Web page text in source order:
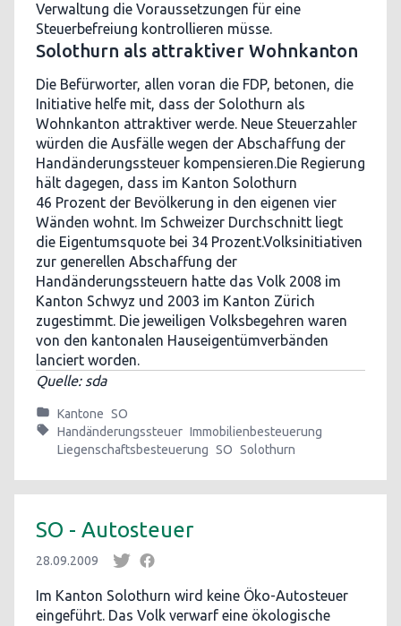
Verwaltung die Voraussetzungen für eine
Steuerbefreiung kontrollieren müsse.
Solothurn als attraktiver Wohnkanton
Die Befürworter, allen voran die FDP, betonen, die
Initiative helfe mit, dass der Solothurn als
Wohnkanton attraktiver werde. Neue Steuerzahler
würden die Ausfälle wegen der Abschaffung der
Handänderungssteuer kompensieren.Die Regierung
hält dagegen, dass im Kanton Solothurn
46 Prozent der Bevölkerung in den eigenen vier
Wänden wohnt. Im Schweizer Durchschnitt liegt
die Eigentumsquote bei 34 Prozent.Volksinitiativen
zur generellen Abschaffung der
Handänderungssteuern hatte das Volk 2008 im
Kanton Schwyz und 2003 im Kanton Zürich
zugestimmt. Die jeweiligen Volksbegehren waren
von den kantonalen Hauseigentümverbänden
lanciert worden.
Quelle: sda
Kantone SO
Handänderungssteuer Immobilienbesteuerung
Liegenschaftsbesteuerung SO Solothurn
SO - Autosteuer
28.09.2009
Im Kanton Solothurn wird keine Öko-Autosteuer
eingeführt. Das Volk verwarf eine ökologische